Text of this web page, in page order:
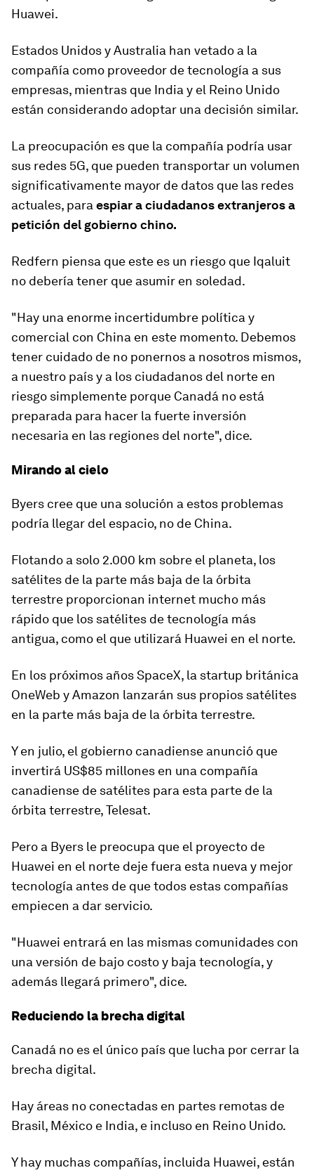
Huawei.
Estados Unidos y Australia han vetado a la
compañía como proveedor de tecnología a sus
empresas, mientras que India y el Reino Unido
están considerando adoptar una decisión similar.
La preocupación es que la compañía podría usar
sus redes 5G, que pueden transportar un volumen
significativamente mayor de datos que las redes
actuales, para espiar a ciudadanos extranjeros a
petición del gobierno chino.
Redfern piensa que este es un riesgo que Iqaluit
no debería tener que asumir en soledad.
"Hay una enorme incertidumbre política y
comercial con China en este momento. Debemos
tener cuidado de no ponernos a nosotros mismos,
a nuestro país y a los ciudadanos del norte en
riesgo simplemente porque Canadá no está
preparada para hacer la fuerte inversión
necesaria en las regiones del norte", dice.
Mirando al cielo
Byers cree que una solución a estos problemas
podría llegar del espacio, no de China.
Flotando a solo 2.000 km sobre el planeta, los
satélites de la parte más baja de la órbita
terrestre proporcionan internet mucho más
rápido que los satélites de tecnología más
antigua, como el que utilizará Huawei en el norte.
En los próximos años SpaceX, la startup británica
OneWeb y Amazon lanzarán sus propios satélites
en la parte más baja de la órbita terrestre.
Y en julio, el gobierno canadiense anunció que
invertirá US$85 millones en una compañía
canadiense de satélites para esta parte de la
órbita terrestre, Telesat.
Pero a Byers le preocupa que el proyecto de
Huawei en el norte deje fuera esta nueva y mejor
tecnología antes de que todos estas compañías
empiecen a dar servicio.
"Huawei entrará en las mismas comunidades con
una versión de bajo costo y baja tecnología, y
además llegará primero", dice.
Reduciendo la brecha digital
Canadá no es el único país que lucha por cerrar la
brecha digital.
Hay áreas no conectadas en partes remotas de
Brasil, México e India, e incluso en Reino Unido.
Y hay muchas compañías, incluida Huawei, están